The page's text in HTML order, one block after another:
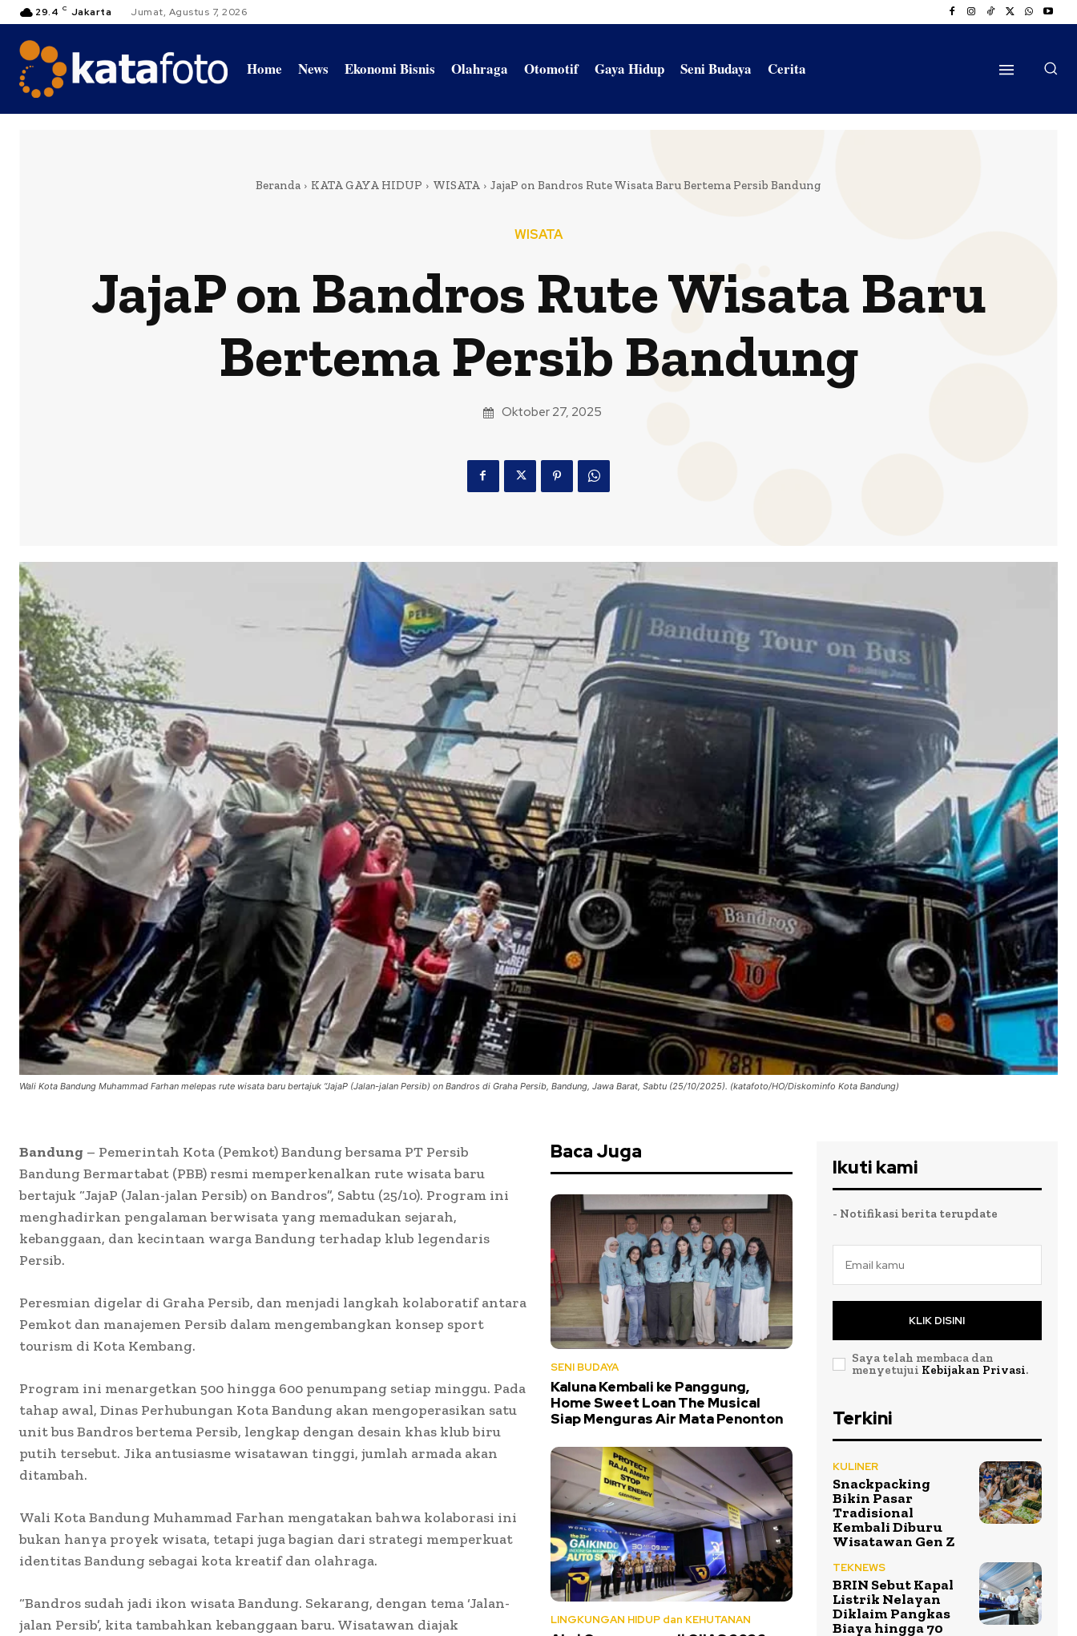
29.4 C Jakarta Jumat, Agustus 7, 2026
Home News Ekonomi Bisnis Olahraga Otomotif Gaya Hidup Seni Budaya Cerita
Beranda KATA GAYA HIDUP WISATA JajaP on Bandros Rute Wisata Baru Bertema Persib Bandung
WISATA
JajaP on Bandros Rute Wisata Baru
Bertema Persib Bandung
Oktober 27, 2025
Wali Kota Bandung Muhammad Farhan melepas rute wisata baru bertajuk “JajaP (Jalan-jalan Persib) on Bandros di Graha Persib, Bandung, Jawa Barat, Sabtu (25/10/2025). (katafoto/HO/Diskominfo Kota Bandung)
Bandung – Pemerintah Kota (Pemkot) Bandung bersama PT Persib
Bandung Bermartabat (PBB) resmi memperkenalkan rute wisata baru
bertajuk “JajaP (Jalan-jalan Persib) on Bandros”, Sabtu (25/10). Program ini
menghadirkan pengalaman berwisata yang memadukan sejarah,
kebanggaan, dan kecintaan warga Bandung terhadap klub legendaris
Persib.
Peresmian digelar di Graha Persib, dan menjadi langkah kolaboratif antara
Pemkot dan manajemen Persib dalam mengembangkan konsep sport
tourism di Kota Kembang.
Program ini menargetkan 500 hingga 600 penumpang setiap minggu. Pada
tahap awal, Dinas Perhubungan Kota Bandung akan mengoperasikan satu
unit bus Bandros bertema Persib, lengkap dengan desain khas klub biru
putih tersebut. Jika antusiasme wisatawan tinggi, jumlah armada akan
ditambah.
Wali Kota Bandung Muhammad Farhan mengatakan bahwa kolaborasi ini
bukan hanya proyek wisata, tetapi juga bagian dari strategi memperkuat
identitas Bandung sebagai kota kreatif dan olahraga.
“Bandros sudah jadi ikon wisata Bandung. Sekarang, dengan tema ‘Jalan-
jalan Persib’, kita tambahkan kebanggaan baru. Wisatawan diajak
Baca Juga
SENI BUDAYA
Kaluna Kembali ke Panggung,
Home Sweet Loan The Musical
Siap Menguras Air Mata Penonton
LINGKUNGAN HIDUP dan KEHUTANAN
Ikuti kami
- Notifikasi berita terupdate
KLIK DISINI
Saya telah membaca dan
menyetujui Kebijakan Privasi.
Terkini
KULINER
Snackpacking
Bikin Pasar
Tradisional
Kembali Diburu
Wisatawan Gen Z
TEKNEWS
BRIN Sebut Kapal
Listrik Nelayan
Diklaim Pangkas
Biaya hingga 70